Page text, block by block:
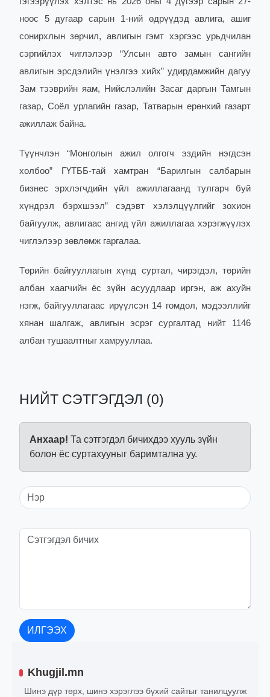
ноос 5 дугаар сарын 1-ний өдрүүдэд авлига, ашиг
сонирхлын зөрчил, авлигын гэмт хэргээс урьдчилан
сэргийлэх чиглэлээр “Улсын авто замын сангийн
авлигын эрсдэлийн үнэлгээ хийх” удирдамжийн дагуу
Зам тээврийн яам, Нийслэлийн Засаг даргын Тамгын
газар, Соёл урлагийн газар, Татварын ерөнхий газарт
ажиллаж байна.
Түүнчлэн “Монголын ажил олгогч эздийн нэгдсэн
холбоо” ГҮТББ-тай хамтран “Барилгын салбарын
бизнес эрхлэгчдийн үйл ажиллагаанд тулгарч буй
хүндрэл бэрхшээл” сэдэвт хэлэлцүүлгийг зохион
байгуулж, авлигаас ангид үйл ажиллагаа хэрэгжүүлэх
чиглэлээр зөвлөмж гаргалаа.
Төрийн байгууллагын хүнд суртал, чирэгдэл, төрийн
албан хаагчийн ёс зүйн асуудлаар иргэн, аж ахуйн
нэгж, байгууллагаас ирүүлсэн 14 гомдол, мэдээллийг
хянан шалгаж, авлигын эсрэг сургалтад нийт 1146
албан тушаалтныг хамрууллаа.
НИЙТ СЭТГЭГДЭЛ (0)
Анхаар! Та сэтгэгдэл бичихдээ хууль зүйн
болон ёс суртахууныг баримтална уу.
ИЛГЭЭХ
Khugjil.mn
Шинэ дүр төрх, шинэ хэрэглээ бүхий сайтыг танилцуулж